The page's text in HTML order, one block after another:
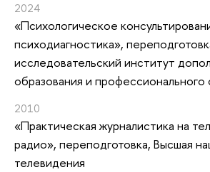
2024
«Психологическое
психодиагностика»,
исследовательский институт
образования и профессионального
2010
«Практическая журналистика на
радио», переподготовка, Высшая
телевидения